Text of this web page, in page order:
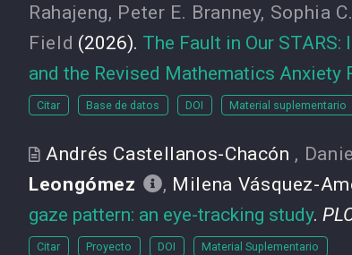
Rahajeng, Peter E. Branney, Sophia
Field (2026). The Fault in Our
and the Revised Mathematics Anxiety
Citar Base de datos DOI Material suplementario
Andrés Castellanos-Chacón ,
Leongómez
, Milena Vásquez-
gaze pattern: an eye-tracking study.
Citar Proyecto DOI Material Suplementario